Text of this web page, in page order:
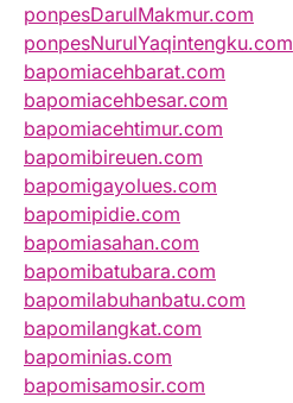
ponpesDarulMakmur.com
ponpesNurulYaqintengku.com
bapomiacehbarat.com
bapomiacehbesar.com
bapomiacehtimur.com
bapomibireuen.com
bapomigayolues.com
bapomipidie.com
bapomiasahan.com
bapomibatubara.com
bapomilabuhanbatu.com
bapomilangkat.com
bapominias.com
bapomisamosir.com